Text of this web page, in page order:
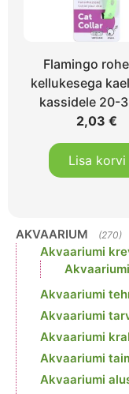
Flamingo
kellukesega
kassidele 20-
2,03€
Lisa korvi
AKVAARIUM (270)
Akvaariumi
Akvaariumi
Akvaariumi
Akvaariumi
Akvaariumi
Akvaariumi